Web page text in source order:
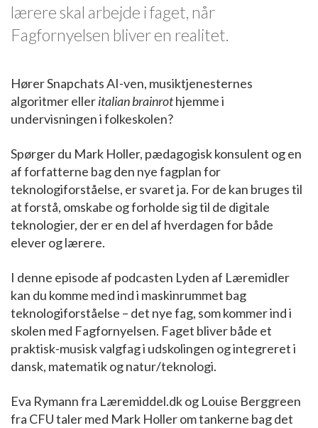
lærere skal arbejde i faget, når
Fagfornyelsen bliver en realitet.
Hører Snapchats AI-ven, musiktjenesternes
algoritmer elleritalian brainrothjemme i
undervisningen i folkeskolen?
Spørger du Mark Holler, pædagogisk konsulent og en
af forfatterne bag den nye fagplan for
teknologiforståelse, er svaret ja. For de kan bruges til
at forstå, omskabe og forholde sig til de digitale
teknologier, der er en del af hverdagen for både
elever og lærere.
I denne episode af podcasten Lyden af Læremidler
kan du komme med ind i maskinrummet bag
teknologiforståelse – det nye fag, som kommer ind i
skolen med Fagfornyelsen. Faget bliver både et
praktisk-musisk valgfag i udskolingen og integreret i
dansk, matematik og natur/teknologi.
Eva Rymann fra Læremiddel.dk og Louise Berggreen
fra CFU taler med Mark Holler om tankerne bag det